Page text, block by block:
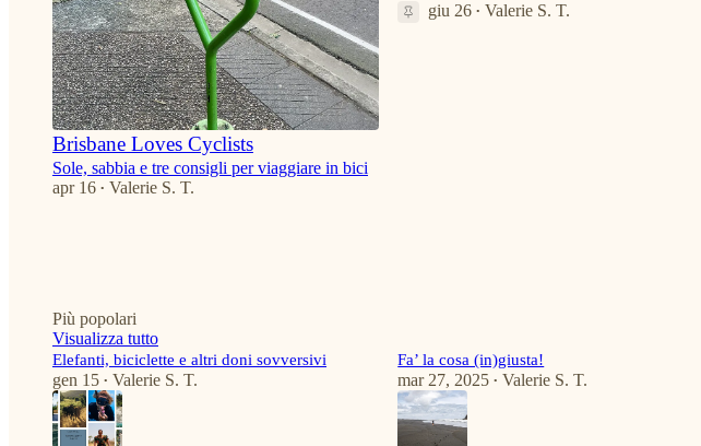
giu 26 • Valerie S. T.
Brisbane Loves Cyclists
Sole, sabbia e tre consigli per viaggiare in bici
apr 16 • Valerie S. T.
Più popolari
Visualizza tutto
Elefanti, biciclette e altri doni sovversivi
gen 15 • Valerie S. T.
Fa’ la cosa (in)giusta!
mar 27, 2025 • Valerie S. T.